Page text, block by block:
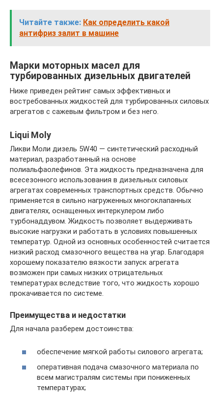
Читайте также: Как определить какой
антифриз залит в машине
Марки моторных масел для
турбированных дизельных двигателей
Ниже приведен рейтинг самых эффективных и
востребованных жидкостей для турбированных силовых
агрегатов с сажевым фильтром и без него.
Liqui Moly
Ликви Моли дизель 5W40 — синтетический расходный
материал, разработанный на основе
полиальфаолефинов. Эта жидкость предназначена для
всесезонного использования в дизельных силовых
агрегатах современных транспортных средств. Обычно
применяется в сильно нагруженных многоклапанных
двигателях, оснащенных интеркулером либо
турбонаддувом. Жидкость позволяет выдерживать
высокие нагрузки и работать в условиях повышенных
температур. Одной из основных особенностей считается
низкий расход смазочного вещества на угар. Благодаря
хорошему показателю вязкости запуск агрегата
возможен при самых низких отрицательных
температурах вследствие того, что жидкость хорошо
прокачивается по системе.
Преимущества и недостатки
Для начала разберем достоинства:
обеспечение мягкой работы силового агрегата;
оперативная подача смазочного материала по
всем магистралям системы при пониженных
температурах;